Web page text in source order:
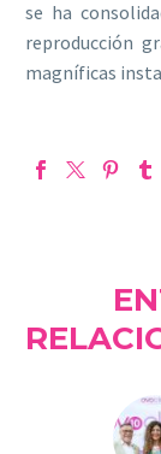
se ha
reproducción
magníficas